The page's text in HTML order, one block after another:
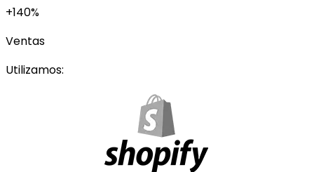
+140%
Ventas
Utilizamos: